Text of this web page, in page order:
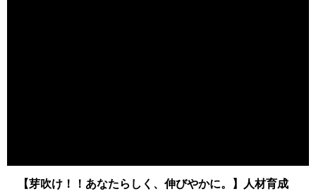
【芽吹け！！あなたらしく、伸びやかに。】人材育成